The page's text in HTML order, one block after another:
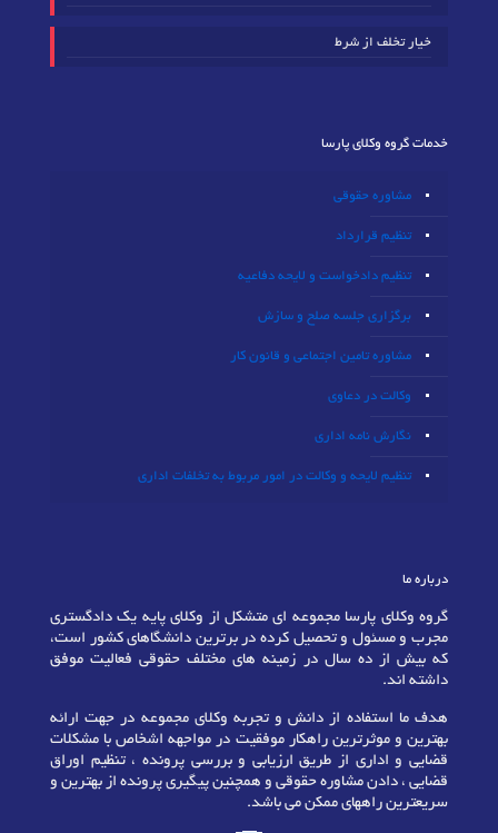
خیار تخلف از شرط
خدمات گروه وکلای پارسا
مشاوره حقوقی
تنظیم قرارداد
تنظیم دادخواست و لایحه دفاعیه
برگزاری جلسه صلح و سازش
مشاوره تامین اجتماعی و قانون کار
وکالت در دعاوی
نگارش نامه اداری
تنظیم لایحه و وکالت در امور مربوط به تخلفات اداری
درباره ما
گروه وکلای پارسا مجموعه ای متشکل از وکلای پایه یک دادگستری
مجرب و مسئول و تحصیل کرده در برترین دانشگاهای کشور است،
که بیش از ده سال در زمینه های مختلف حقوقی فعالیت موفق
داشته اند.
هدف ما استفاده از دانش و تجربه وکلای مجموعه در جهت ارائه
بهترین و موثرترین راهکار موفقیت در مواجهه اشخاص با مشکلات
قضایی و اداری از طریق ارزیابی و بررسی پرونده ، تنظیم اوراق
قضایی ، دادن مشاوره حقوقی و همچنین پیگیری پرونده از بهترین و
سریعترین راههای ممکن می باشد.